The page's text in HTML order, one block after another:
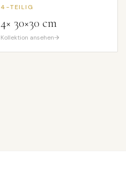
4-TEILIG
4× 30×30 cm
Kollektion ansehen